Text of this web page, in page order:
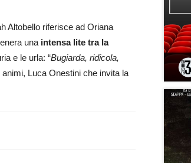
Altobello riferisce ad Oriana
una intensa lite tra la
e le urla: “Bugiarda, ridicola,
Luca Onestini che invita la